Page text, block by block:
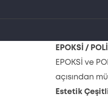
EPOKSİ /
EPOKSİ ve
açısından
Estetik